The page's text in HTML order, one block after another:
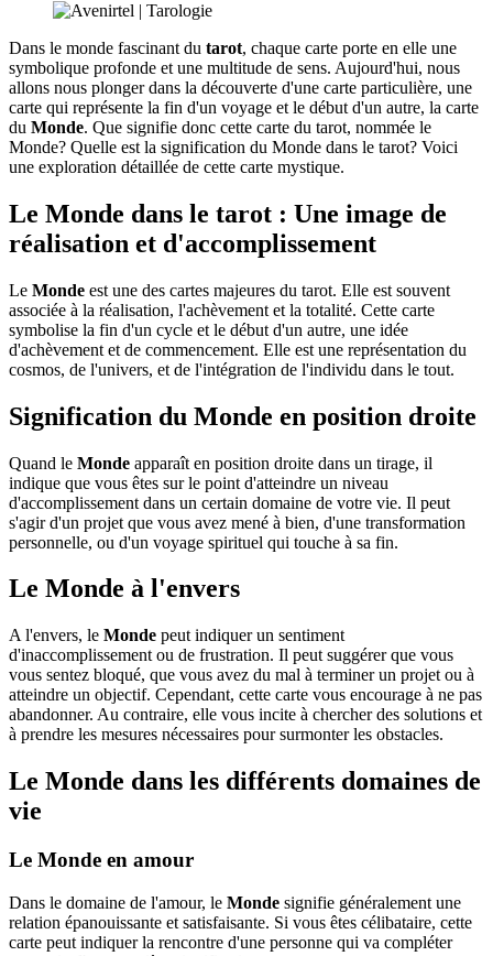
Dans le monde fascinant du tarot, chaque carte porte en elle une
symbolique profonde et une multitude de sens. Aujourd'hui, nous
allons nous plonger dans la découverte d'une carte particulière, une
carte qui représente la fin d'un voyage et le début d'un autre, la carte
du Monde. Que signifie donc cette carte du tarot, nommée le
Monde? Quelle est la signification du Monde dans le tarot? Voici
une exploration détaillée de cette carte mystique.
Le Monde dans le tarot : Une image de
réalisation et d'accomplissement
Le Monde est une des cartes majeures du tarot. Elle est souvent
associée à la réalisation, l'achèvement et la totalité. Cette carte
symbolise la fin d'un cycle et le début d'un autre, une idée
d'achèvement et de commencement. Elle est une représentation du
cosmos, de l'univers, et de l'intégration de l'individu dans le tout.
Signification du Monde en position droite
Quand le Monde apparaît en position droite dans un tirage, il
indique que vous êtes sur le point d'atteindre un niveau
d'accomplissement dans un certain domaine de votre vie. Il peut
s'agir d'un projet que vous avez mené à bien, d'une transformation
personnelle, ou d'un voyage spirituel qui touche à sa fin.
Le Monde à l'envers
A l'envers, le Monde peut indiquer un sentiment
d'inaccomplissement ou de frustration. Il peut suggérer que vous
vous sentez bloqué, que vous avez du mal à terminer un projet ou à
atteindre un objectif. Cependant, cette carte vous encourage à ne pas
abandonner. Au contraire, elle vous incite à chercher des solutions et
à prendre les mesures nécessaires pour surmonter les obstacles.
Le Monde dans les différents domaines de
vie
Le Monde en amour
Dans le domaine de l'amour, le Monde signifie généralement une
relation épanouissante et satisfaisante. Si vous êtes célibataire, cette
carte peut indiquer la rencontre d'une personne qui va compléter